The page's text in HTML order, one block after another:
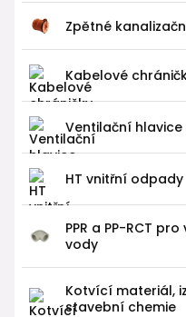
Zpětné
Kabelové
Ventilační
HT vnitřní odpady
PPR a PP-RCT
vody
Kotvící materiál,
stavební chemie